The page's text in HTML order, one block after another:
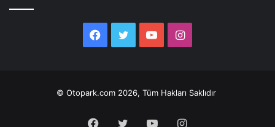
Facebook
Twitter YouTubeInstagram
© Otopark.com 2026, Tüm Hakları Saklıdır
Facebook
Twitter YouTubeInstagram